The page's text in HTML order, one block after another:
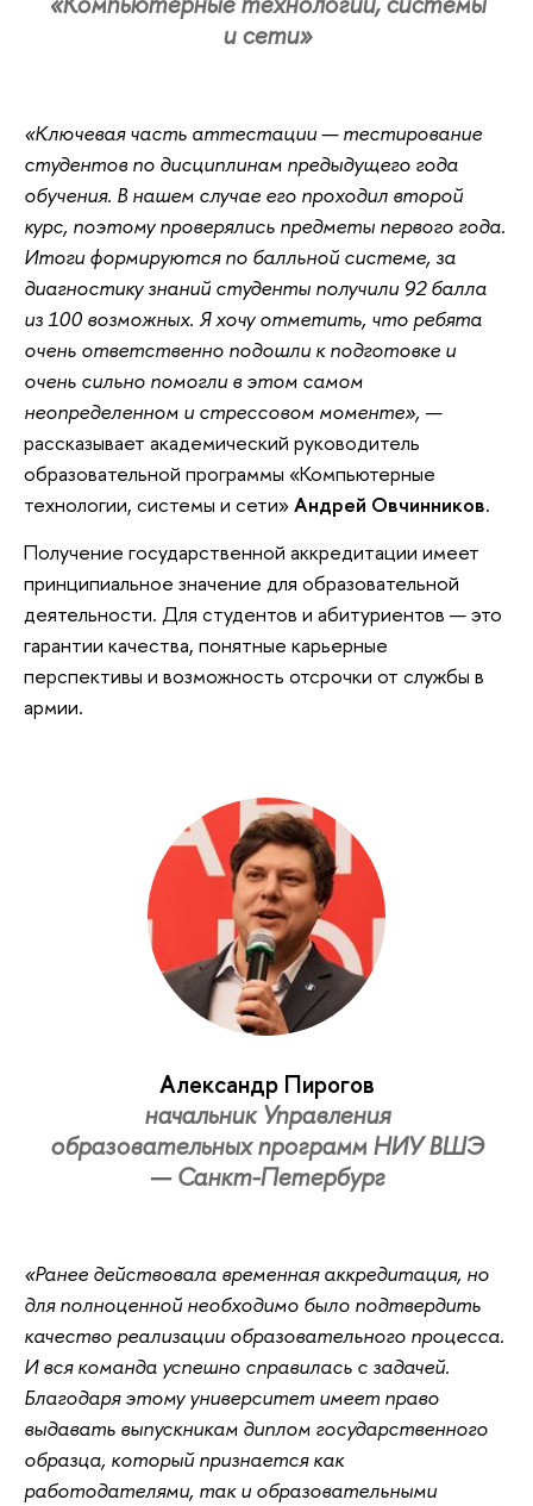
и сети»
«Ключевая часть аттестации — тестирование
студентов по дисциплинам предыдущего года
обучения. В нашем случае его проходил второй
курс, поэтому проверялись предметы первого года.
Итоги формируются по балльной системе, за
диагностику знаний студенты получили 92 балла
из 100 возможных. Я хочу отметить, что ребята
очень ответственно подошли к подготовке и
очень сильно помогли в этом самом
неопределенном и стрессовом моменте», —
рассказывает академический руководитель
образовательной программы «Компьютерные
технологии, системы и сети»Андрей Овчинников.
Получение государственной аккредитации имеет
принципиальное значение для образовательной
деятельности. Для студентов и абитуриентов — это
гарантии качества, понятные карьерные
перспективы и возможность отсрочки от службы в
армии.
Александр Пирогов
начальник Управления
образовательных программ НИУ ВШЭ
— Санкт-Петербург
«Ранее действовала временная аккредитация, но
для полноценной необходимо было подтвердить
качество реализации образовательного процесса.
И вся команда успешно справилась с задачей.
Благодаря этому университет имеет право
выдавать выпускникам диплом государственного
образца, который признается как
работодателями, так и образовательными